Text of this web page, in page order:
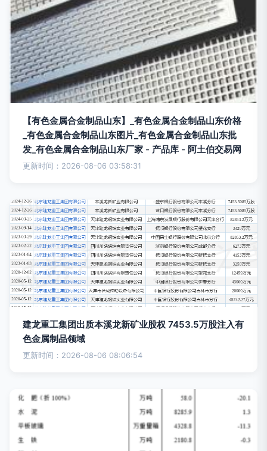
【有色金属合金制品山东】_有色金属合金制品山东价格
_有色金属合金制品山东图片_有色金属合金制品山东批
发_有色金属合金制品山东厂家 - 产品库 - 阿土伯交易网
更新时间：2026-08-06 03:58:31
建龙重工集团出质本溪龙新矿业股权 7453.5万股注入有
色金属制品领域
更新时间：2026-08-06 08:06:54